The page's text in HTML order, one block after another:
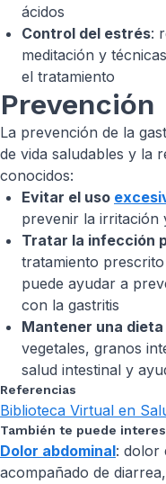
ácidos
Control del estrés:
meditación y
el tratamiento
Prevención
La prevención de la
de vida saludables y la
conocidos:
Evitar el uso
prevenir la irritación
Tratar la infección
tratamiento
puede ayudar a
con la gastritis
Mantener una
vegetales, granos
salud intestinal y
Referencias
Biblioteca Virtual en
También te puede
Dolor abdominal: dolor
acompañado de